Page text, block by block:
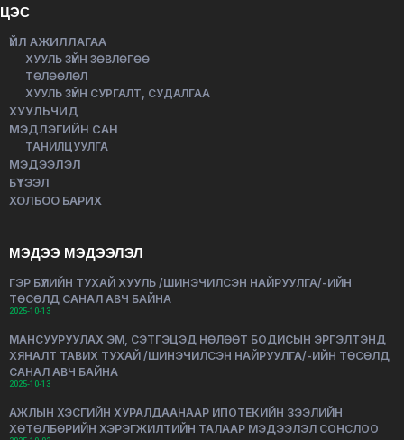
ЦЭС
ҮЙЛ АЖИЛЛАГАА
ХУУЛЬ ЗҮЙН ЗӨВЛӨГӨӨ
ТӨЛӨӨЛӨЛ
ХУУЛЬ ЗҮЙН СУРГАЛТ, СУДАЛГАА
ХУУЛЬЧИД
МЭДЛЭГИЙН САН
ТАНИЛЦУУЛГА
МЭДЭЭЛЭЛ
БҮТЭЭЛ
ХОЛБОО БАРИХ
МЭДЭЭ МЭДЭЭЛЭЛ
ГЭР БҮЛИЙН ТУХАЙ ХУУЛЬ /ШИНЭЧИЛСЭН НАЙРУУЛГА/-ИЙН
ТӨСӨЛД САНАЛ АВЧ БАЙНА
2025-10-13
МАНСУУРУУЛАХ ЭМ, СЭТГЭЦЭД НӨЛӨӨТ БОДИСЫН ЭРГЭЛТЭНД
ХЯНАЛТ ТАВИХ ТУХАЙ /ШИНЭЧИЛСЭН НАЙРУУЛГА/-ИЙН ТӨСӨЛД
САНАЛ АВЧ БАЙНА
2025-10-13
АЖЛЫН ХЭСГИЙН ХУРАЛДААНААР ИПОТЕКИЙН ЗЭЭЛИЙН
ХӨТӨЛБӨРИЙН ХЭРЭГЖИЛТИЙН ТАЛААР МЭДЭЭЛЭЛ СОНСЛОО